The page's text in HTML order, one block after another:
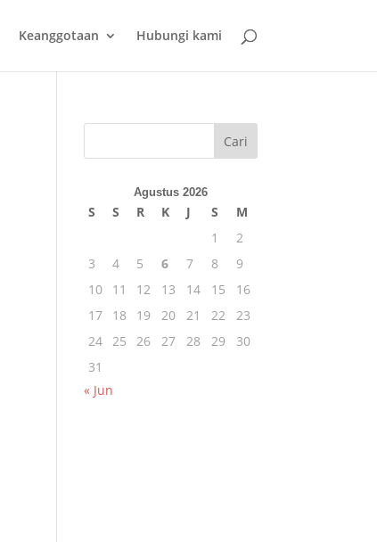
Keanggotaan Hubungi kami
Cari
Agustus 2026
S S R K J S
M
1
2
3
4 5 6 7 8
9
10
11 12 13 14 15
16
17
18 19 20 21 22
23
24 25 26 27 28 29
30
31
« Jun